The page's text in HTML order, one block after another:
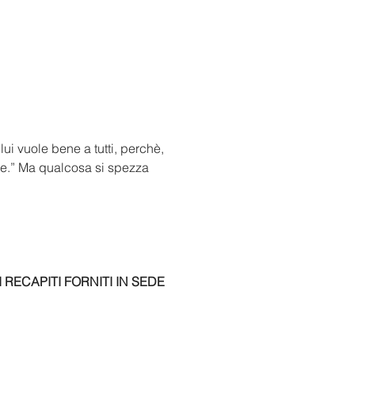
vuole bene a tutti, perchè,
Ma qualcosa si spezza
FORNITI IN SEDE